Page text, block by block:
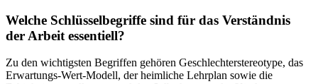
Welche Schlüsselbegriffe sind für das Verständnis
der Arbeit essentiell?
Zu den wichtigsten Begriffen gehören Geschlechterstereotype, das
Erwartungs-Wert-Modell, der heimliche Lehrplan sowie die